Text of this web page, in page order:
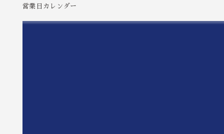
営業日カレンダー